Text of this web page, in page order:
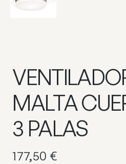
MALTA
3 PALAS
177,50 €